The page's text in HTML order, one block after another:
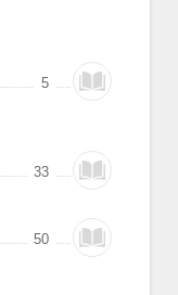
5
33
50